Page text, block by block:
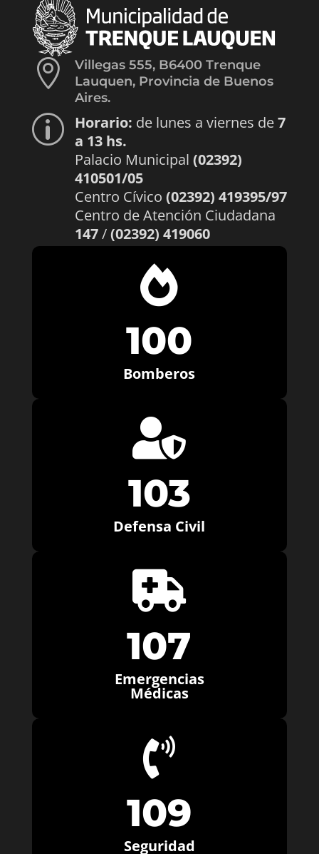

Villegas 555, B6400 Trenque
Lauquen, Provincia de Buenos
Aires.
p Horario: de lunes a viernes de7
a 13 hs.
Palacio Municipal (02392)
410501/05
Centro Cívico (02392) 419395/97
Centro de Atención Ciudadana
147/(02392) 419060

100
Bomberos

103
Defensa Civil

107
Emergencias
Médicas

109
Seguridad